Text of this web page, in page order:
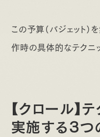
この予算（バジェット
作時の具体的なテクニ
【クロール】
実施する3つ